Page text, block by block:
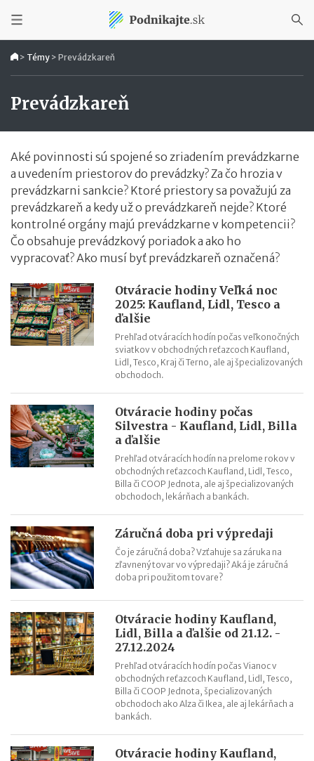
> Témy > Prevádzkareň
Prevádzkareň
Aké povinnosti sú spojené so zriadením prevádzkarne
a uvedením priestorov do prevádzky? Za čo hrozia v
prevádzkarni sankcie? Ktoré priestory sa považujú za
prevádzkareň a kedy už o prevádzkareň nejde? Ktoré
kontrolné orgány majú prevádzkarne v kompetencii?
Čo obsahuje prevádzkový poriadok a ako ho
vypracovať? Ako musí byť prevádzkareň označená?
Otváracie hodiny Veľká noc
2025: Kaufland, Lidl, Tesco a
ďalšie
Prehľad otváracích hodín počas veľkonočných
sviatkov v obchodných reťazcoch Kaufland,
Lidl, Tesco, Kraj či Terno, ale aj špecializovaných
obchodoch.
Otváracie hodiny počas
Silvestra - Kaufland, Lidl, Billa
a ďalšie
Prehľad otváracích hodín na prelome rokov v
obchodných reťazcoch Kaufland, Lidl, Tesco,
Billa či COOP Jednota, ale aj špecializovaných
obchodoch, lekárňach a bankách.
Záručná doba pri výpredaji
Čo je záručná doba? Vzťahuje sa záruka na
zľavnený tovar vo výpredaji? Aká je záručná
doba pri použitom tovare?
Otváracie hodiny Kaufland,
Lidl, Billa a ďalšie od 21.12. -
27.12.2024
Prehľad otváracích hodín počas Vianoc v
obchodných reťazcoch Kaufland, Lidl, Tesco,
Billa či COOP Jednota, špecializovaných
obchodoch ako Alza či Ikea, ale aj lekárňach a
bankách.
Otváracie hodiny Kaufland,